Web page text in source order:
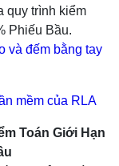
quy trình kiểm
Phiếu Bầu.
và đếm bằng tay
mềm của RLA
Toán Giới Hạn